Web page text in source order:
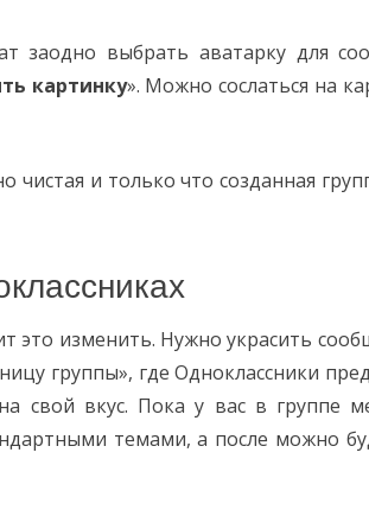
выбрать аватарку для
картинку». Можно сослаться на
и только что созданная
это изменить. Нужно украсить
группы», где Одноклассники
свой вкус. Пока у вас в группе
темами, а после можно